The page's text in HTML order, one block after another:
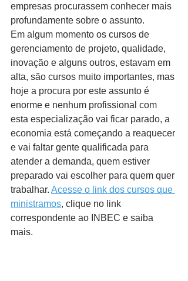
empresas procurassem conhecer mais
profundamente sobre o assunto.
Em algum momento os cursos de
gerenciamento de projeto, qualidade,
inovação e alguns outros, estavam em
alta, são cursos muito importantes, mas
hoje a procura por este assunto é
enorme e nenhum profissional com
esta especialização vai ficar parado, a
economia está começando a reaquecer
e vai faltar gente qualificada para
atender a demanda, quem estiver
preparado vai escolher para quem quer
trabalhar. Acesse o link dos cursos que
ministramos, clique no link
correspondente ao INBEC e saiba
mais.